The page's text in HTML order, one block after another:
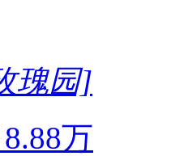
瑰园]
万